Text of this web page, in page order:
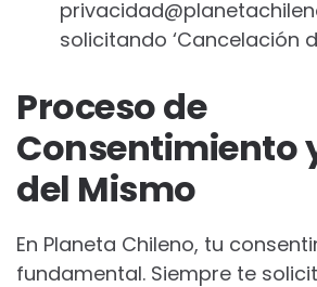
solicitando ‘Cancelación
Proceso de
Consentimiento
del Mismo
En Planeta Chileno, tu
fundamental. Siempre te